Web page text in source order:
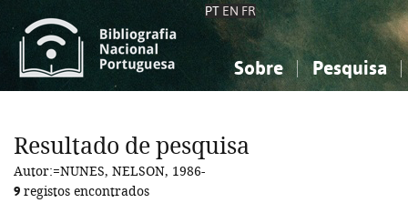
PT EN FR
Sobre Pesquisa
Ciências sociais...
Ciências sociais...
Resultado de pesquisa
Autor:=NUNES, NELSON, 1986-
9 registos encontrados